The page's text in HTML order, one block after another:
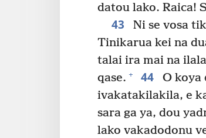
datou lako. Raica!
43
Ni se vosa
Tinikarua kei na
talai ira mai na
qase. + 44
O koya
ivakatakilakila, e
sara ga ya, dou
lako vakadodonu